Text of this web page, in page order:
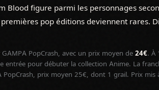
Blood figure parmi les personnages
pop éditions deviennent rares.
GAMPA PopCrash, avec un prix moyen de 24€. À
entrée pour débuter la collection Anime. La
PopCrash, prix moyen 25€, dont 1 grail. Prix